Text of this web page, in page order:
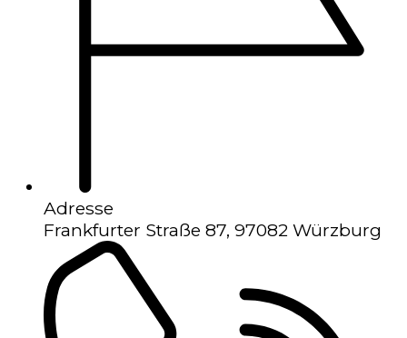
Adresse
Frankfurter Straße 87, 97082 Würzburg